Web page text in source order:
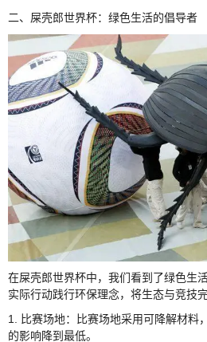
二、屎壳郎世界杯：绿色生活的倡导者
在屎壳郎世界杯中，我们看到了绿色生
实际行动践行环保理念，将生态与竞技完
1. 比赛场地：比赛场地采用可降解材料
的影响降到最低。